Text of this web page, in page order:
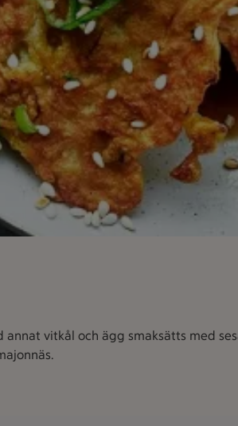
vitkål och ägg smaksätts med